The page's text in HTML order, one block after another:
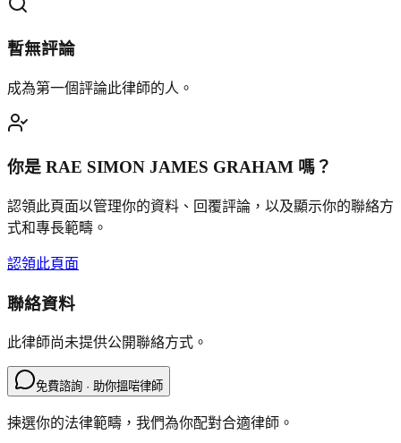
暫無評論
成為第一個評論此律師的人。
你是 RAE SIMON JAMES GRAHAM 嗎？
認領此頁面以管理你的資料、回覆評論，以及顯示你的聯絡方
式和專長範疇。
認領此頁面
聯絡資料
此律師尚未提供公開聯絡方式。
免費諮詢 · 助你搵啱律師
揀選你的法律範疇，我們為你配對合適律師。